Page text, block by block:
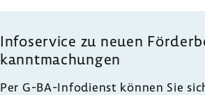
Info­ser­vice zu neuen
kannt­ma­chungen
Per G-​BA-Infodienst können Sie